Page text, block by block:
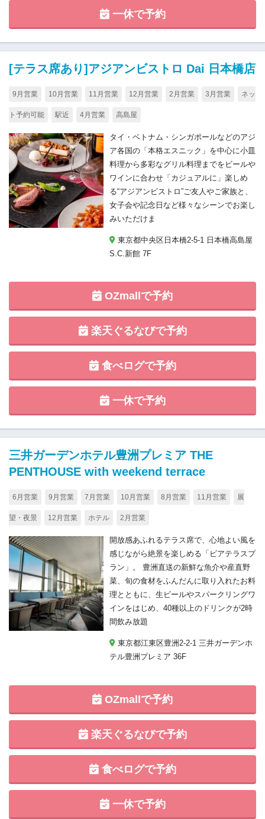
一休で予約
[テラス席あり]アジアンビストロ Dai 日本橋店
9月営業 10月営業 11月営業 12月営業 2月営業 3月営業 ネッ
ト予約可能 駅近 4月営業 高島屋
タイ・ベトナム・シンガポールなどのアジ
ア各国の「本格エスニック」を中心に小皿
料理から多彩なグリル料理までをビールや
ワインに合わせ「カジュアルに」楽しめ
る“アジアンビストロ”ご友人やご家族と、
女子会や記念日など様々なシーンでお楽し
みいただけま
東京都中央区日本橋2-5-1 日本橋高島屋
S.C.新館 7F
OZmallで予約
楽天ぐるなびで予約
食べログで予約
一休で予約
三井ガーデンホテル豊洲プレミア THE
PENTHOUSE with weekend terrace
6月営業 9月営業 7月営業 10月営業 8月営業 11月営業 展
望・夜景 12月営業 ホテル 2月営業
開放感あふれるテラス席で、心地よい風を
感じながら絶景を楽しめる「ビアテラスプ
ラン」。 豊洲直送の新鮮な魚介や産直野
菜、旬の食材をふんだんに取り入れたお料
理とともに、生ビールやスパークリングワ
インをはじめ、40種以上のドリンクが2時
間飲み放題
東京都江東区豊洲2-2-1 三井ガーデンホ
テル豊洲プレミア 36F
OZmallで予約
楽天ぐるなびで予約
食べログで予約
一休で予約